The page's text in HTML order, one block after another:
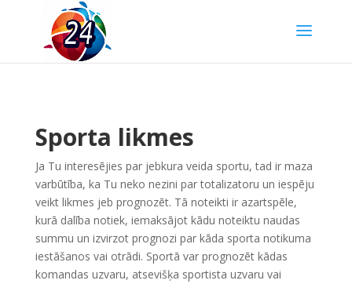
Sporta likmes
Ja Tu interesējies par jebkura veida sportu, tad ir maza
varbūtība, ka Tu neko nezini par totalizatoru un iespēju
veikt likmes jeb prognozēt. Tā noteikti ir azartspēle,
kurā dalība notiek, iemaksājot kādu noteiktu naudas
summu un izvirzot prognozi par kāda sporta notikuma
iestāšanos vai otrādi. Sportā var prognozēt kādas
komandas uzvaru, atsevišķa sportista uzvaru vai